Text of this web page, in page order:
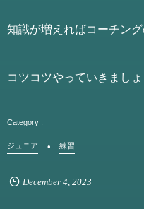
知識が増えればコーチング
コツコツやっていきまし
ジュニア 練習
December 4, 2023